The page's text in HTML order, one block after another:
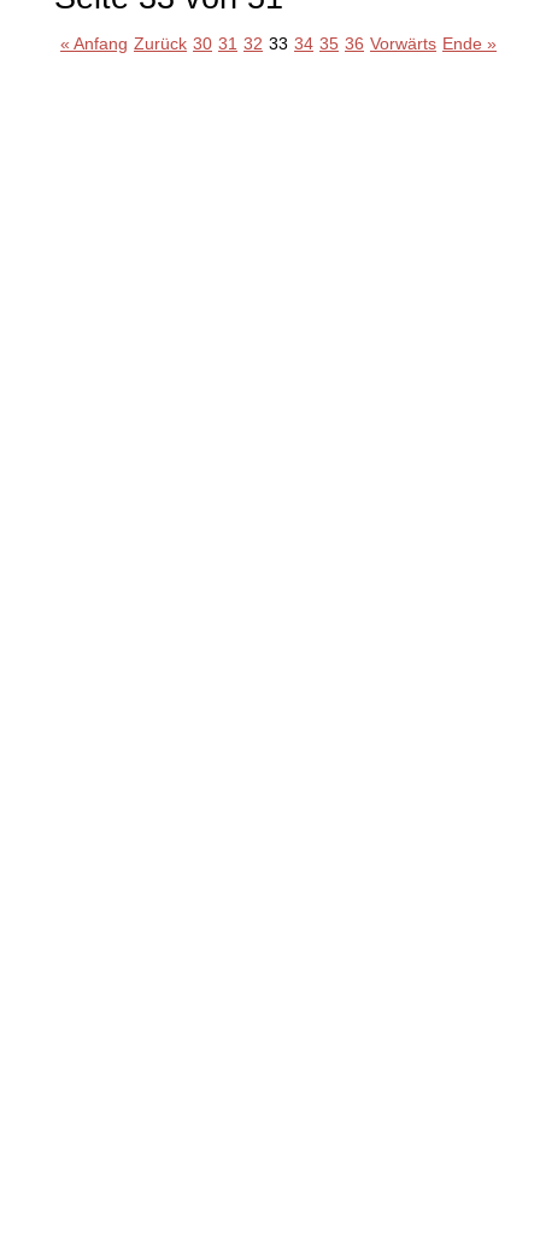
« Anfang Zurück 30 31 32 33 34 35 36 Vorwärts Ende »